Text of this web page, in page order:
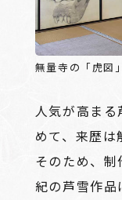
無量寺の「虎図」
人気が高ま
めて、来歴は
そのため、
紀の芦雪作